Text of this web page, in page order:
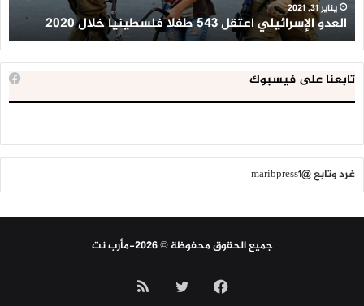
يناير 31, 2021
العدو الإسرائيلي اعتقل 543 طفلا فلسطينيا خلال 2020
تابعنا على فيسبوك
غرد وتابع @maribpress1
جميع الحقوق محفوظة © 2026-مأرب نت
فيسبوك تويتر ملخص